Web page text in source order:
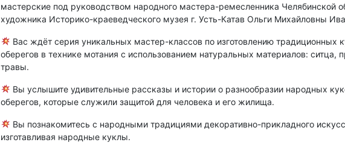
мастерские под руководством народного мастера-ремесленника Челябинской
художника Историко-краеведческого музея г. Усть-Катав Ольги Михайловны
Вас ждёт серия уникальных мастер-классов по изготовлению традиционных
оберегов в технике мотания с использованием натуральных материалов: ситца,
травы.
Вы услышите удивительные рассказы и истории о разнообразии народных
оберегов, которые служили защитой для человека и его жилища.
Вы познакомитесь с народными традициями декоративно-прикладного
изготавливая народные куклы.